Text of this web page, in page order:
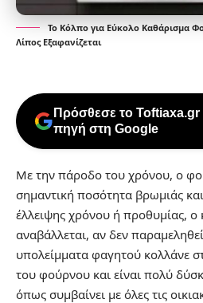
Το Κόλπο για Εύκολο Καθάρισμα
Λίπος Εξαφανίζεται
Πρόσθεσε το
πηγή στη Google
Με την πάροδο του χρόνου, ο
σημαντική ποσότητα βρωμιάς
έλλειψης χρόνου ή προθυμίας,
αναβάλλεται, αν δεν
υπολείμματα φαγητού κολλάνε
του φούρνου και είναι πολύ
όπως συμβαίνει με όλες τις